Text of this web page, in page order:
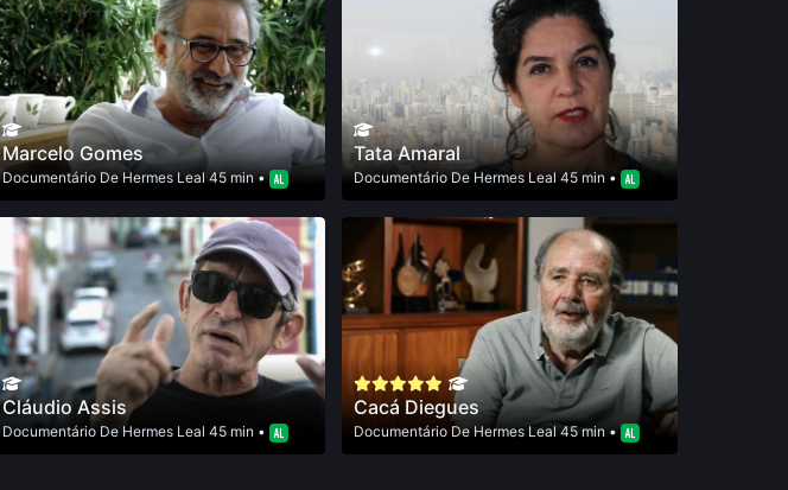
Marcelo Gomes
DocumentárioDeHermes Leal45 min •
Tata Amaral
DocumentárioDe Hermes Leal 45 min •
Cláudio Assis
DocumentárioDe Hermes Leal 45 min •
Cacá Diegues
Documentário DeHermes Leal45 min •